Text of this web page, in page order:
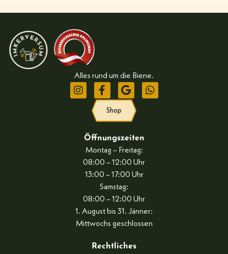
Alles rund um die Biene.
Shop
Öffnungszeiten
Montag – Freitag:
08:00 – 12:00 Uhr
13:00 – 17:00 Uhr
Samstag:
08:00 – 12:00 Uhr
1. August bis 31. Jänner:
Mittwochs geschlossen
Rechtliches